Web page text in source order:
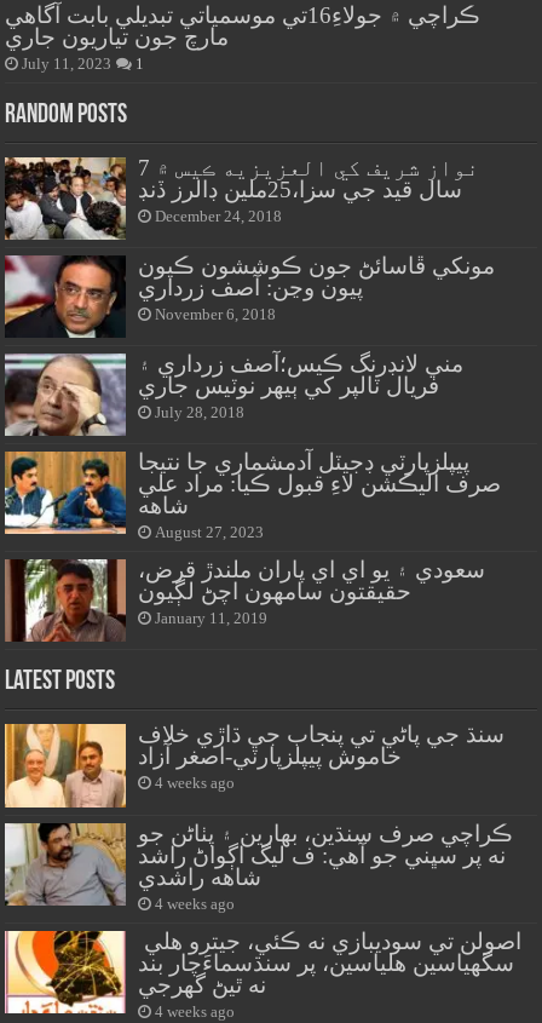
ڪراچي ۾ جولاءِ16تي موسمياتي تبديلي بابت آگاهي
مارچ جون تياريون جاري
July 11, 2023 1
Random Posts
نواز شريف کي العزيزيه ڪيس ۾ 7
سال قيد جي سزا،25ملين ڊالرز ڏنڊ
December 24, 2018
مونکي ڦاسائڻ جون ڪوششون ڪيون
پيون وڃن: آصف زرداري
November 6, 2018
مني لانڊرنگ ڪيس؛آصف زرداري ۽
فريال ٽالپر کي ٻيهر نوٽيس جاري
July 28, 2018
پيپلزپارٽي ڊجيٽل آدمشماري جا نتيجا
صرف اليڪشن لاءِ قبول ڪيا: مراد علي
شاهه
August 27, 2023
سعودي ۽ يو اي اي پاران ملندڙ قرض،
حقيقتون سامهون اچڻ لڳيون
January 11, 2019
Latest Posts
سنڌ جي پاڻي تي پنجاب جي ڌاڙي خلاف
خاموش پيپلزپارٽي-اصغر آزاد
4 weeks ago
ڪراچي صرف سنڌين، بهارين ۽ پٺاڻن جو
نه پر سڀني جو آهي: ف ليگ اڳواڻ راشد
شاهه راشدي
4 weeks ago
سگهياسين هلياسين، پر سنڌسماءَچار بند
نه ٿيڻ گهرجي
4 weeks ago